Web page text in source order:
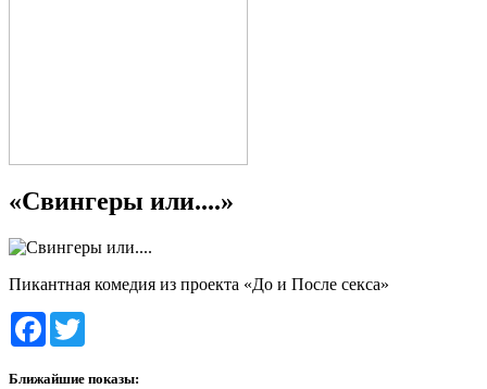
«Свингеры или....»
Пикантная комедия из проекта «До и После секса»
Facebook
Ближайшие показы: